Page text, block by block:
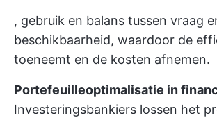
, gebruik en balans tussen vraag
beschikbaarheid, waardoor de
toeneemt en de kosten afnemen.
Portefeuilleoptimalisatie in
Investeringsbankiers lossen het